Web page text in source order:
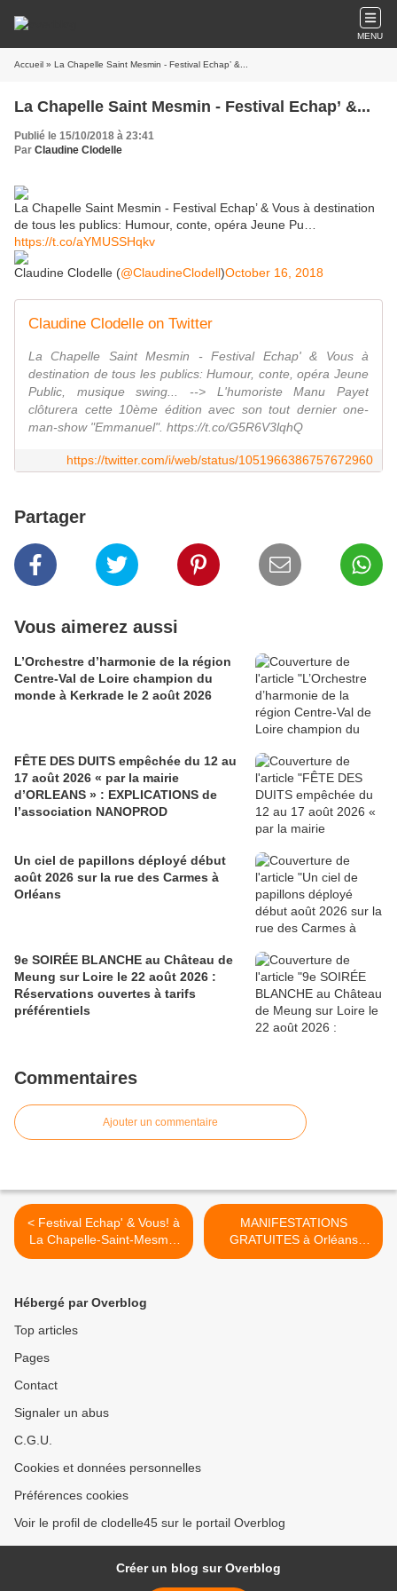
MENU
Accueil » La Chapelle Saint Mesmin - Festival Echap’ &...
La Chapelle Saint Mesmin - Festival Echap’ &...
Publié le 15/10/2018 à 23:41
Par Claudine Clodelle
La Chapelle Saint Mesmin - Festival Echap’ & Vous à destination
de tous les publics: Humour, conte, opéra Jeune Pu…
https://t.co/aYMUSSHqkv
Claudine Clodelle (@ClaudineClodell)October 16, 2018
Claudine Clodelle on Twitter
La Chapelle Saint Mesmin - Festival Echap' & Vous à
destination de tous les publics: Humour, conte, opéra Jeune
Public, musique swing... --> L'humoriste Manu Payet
clôturera cette 10ème édition avec son tout dernier one-
man-show "Emmanuel". https://t.co/G5R6V3lqhQ
https://twitter.com/i/web/status/1051966386757672960
Partager
Vous aimerez aussi
L’Orchestre d’harmonie de la région
Centre-Val de Loire champion du
monde à Kerkrade le 2 août 2026
FÊTE DES DUITS empêchée du 12 au
17 août 2026 « par la mairie
d’ORLEANS » : EXPLICATIONS de
l’association NANOPROD
Un ciel de papillons déployé début
août 2026 sur la rue des Carmes à
Orléans
9e SOIRÉE BLANCHE au Château de
Meung sur Loire le 22 août 2026 :
Réservations ouvertes à tarifs
préférentiels
Commentaires
Ajouter un commentaire
< Festival Echap' & Vous! à
La Chapelle-Saint-Mesmin
– Programme du 10 au 20
MANIFESTATIONS
GRATUITES à Orléans
dans le cadre des
Hébergé par Overblog
Top articles
Pages
Contact
Signaler un abus
C.G.U.
Cookies et données personnelles
Préférences cookies
Voir le profil de clodelle45 sur le portail Overblog
Créer un blog sur Overblog